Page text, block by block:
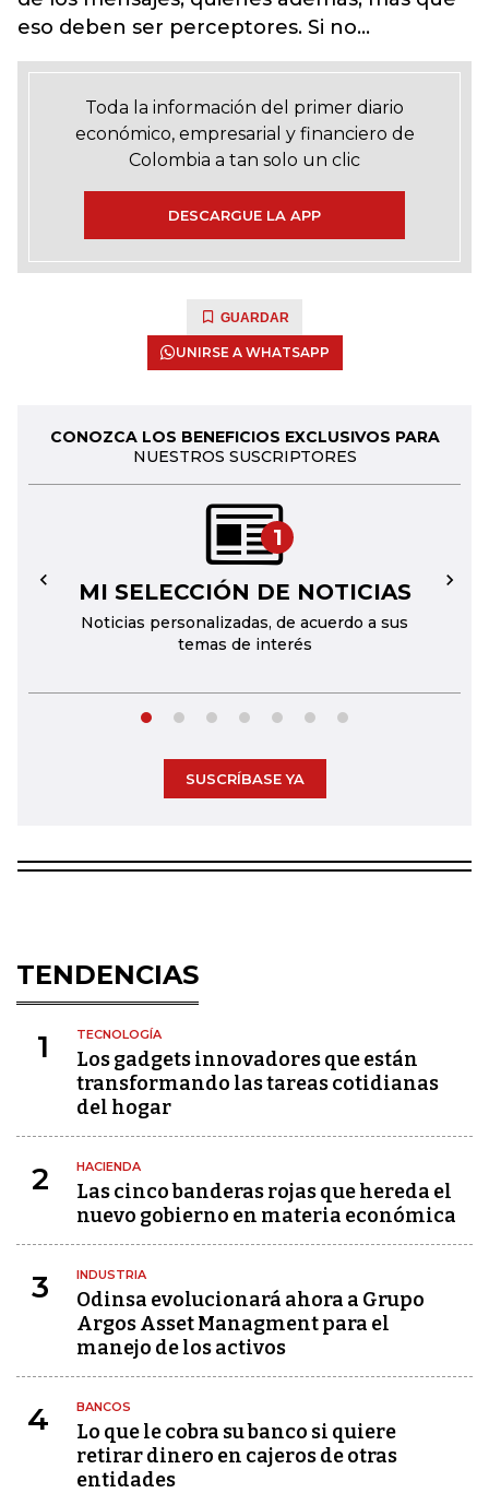
eso deben ser perceptores. Si no...
Toda la información del primer diario
económico, empresarial y financiero de
Colombia a tan solo un clic
DESCARGUE LA APP
GUARDAR
UNIRSE A WHATSAPP
CONOZCA LOS BENEFICIOS EXCLUSIVOS PARA
NUESTROS SUSCRIPTORES
1
MI SELECCIÓN DE NOTICIAS
Noticias personalizadas, de acuerdo a sus
temas de interés
← →
SUSCRÍBASE YA
TENDENCIAS
1 TECNOLOGÍA
Los gadgets innovadores que están
transformando las tareas cotidianas
del hogar
2 HACIENDA
Las cinco banderas rojas que hereda el
nuevo gobierno en materia económica
3 INDUSTRIA
Odinsa evolucionará ahora a Grupo
Argos Asset Managment para el
manejo de los activos
4 BANCOS
Lo que le cobra su banco si quiere
retirar dinero en cajeros de otras
entidades